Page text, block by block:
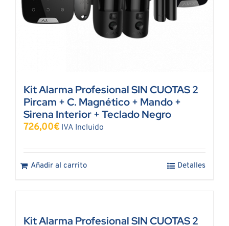
Kit Alarma Profesional SIN CUOTAS 2
Pircam + C. Magnético + Mando +
Sirena Interior + Teclado Negro
726,00€ IVA Incluido
Añadir al carrito Detalles
Kit Alarma Profesional SIN CUOTAS 2